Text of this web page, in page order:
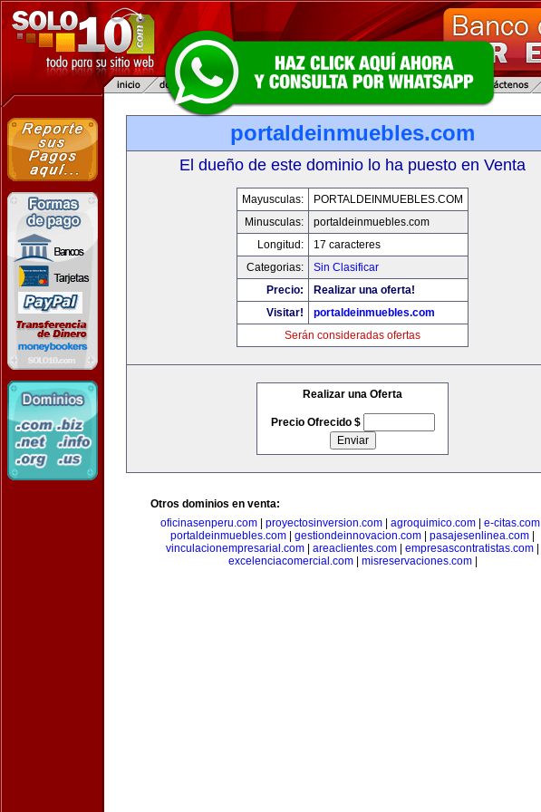
portaldeinmuebles.com
El dueño de este dominio lo ha puesto en Venta
Mayusculas:
PORTALDEINMUEBLES.COM
Minusculas:
portaldeinmuebles.com
Longitud:
17 caracteres
Categorias:
Sin Clasificar
Precio:
Realizar una oferta!
Visitar!
portaldeinmuebles.com
Serán consideradas ofertas
Realizar una Oferta
Precio Ofrecido $
Otros dominios en venta:
oficinasenperu.com| proyectosinversion.com| agroquimico.com| e-citas.com|
portaldeinmuebles.com
gestiondeinnovacion.com pasajesenlinea.com
vinculacionempresarial.com
areaclientes.com empresascontratistas.com
excelenciacomercial.com| misreservaciones.com|